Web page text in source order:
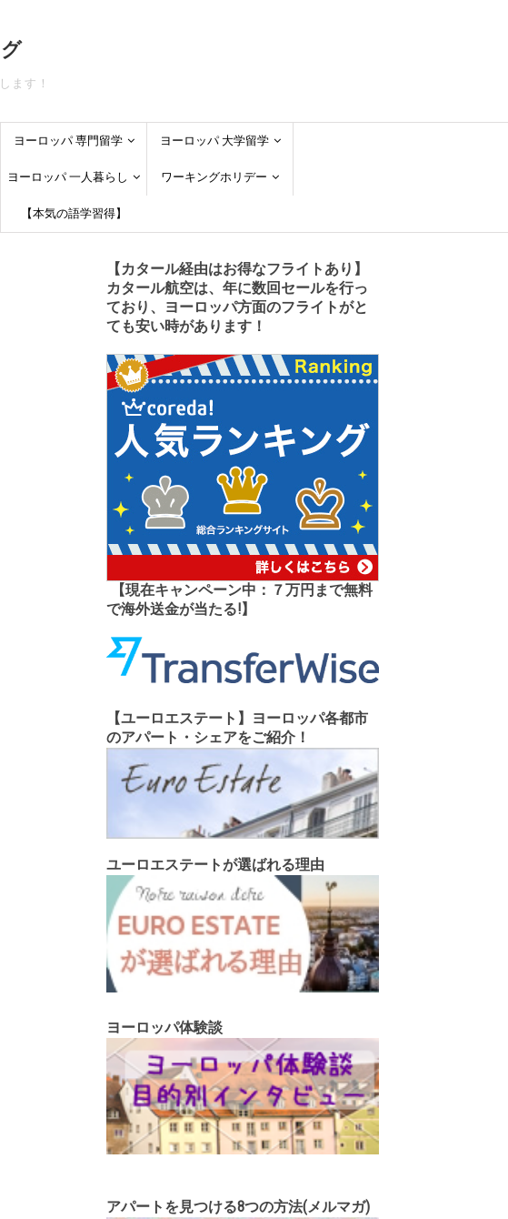
ます！
ヨーロッパ 専門留学 ヨーロッパ 大学留学
ヨーロッパ 一人暮らし ワーキングホリデー
【本気の語学習得】
【カタール経由はお得なフライトあり】
カタール航空は、年に数回セールを行っ
ており、ヨーロッパ方面のフライトがと
ても安い時があります！
【現在キャンペーン中：７万円まで無料
で海外送金が当たる!】
【ユーロエステート】ヨーロッパ各都市
のアパート・シェアをご紹介！
ユーロエステートが選ばれる理由
ヨーロッパ体験談
アパートを見つける8つの方法(メルマガ)